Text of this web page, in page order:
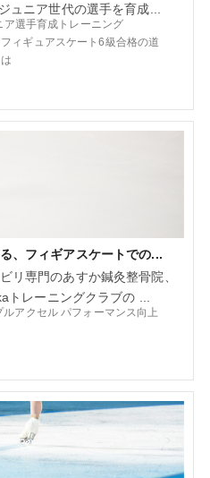
ニア世代の選手を育成...
ア選手育成トレーニング
フィギュアスケート6級合格の道
、フィギアスケートでの...
リ専門のあすか鍼灸整骨院、
レーニングクラブの ...
ルアクセル パフォーマンス向上